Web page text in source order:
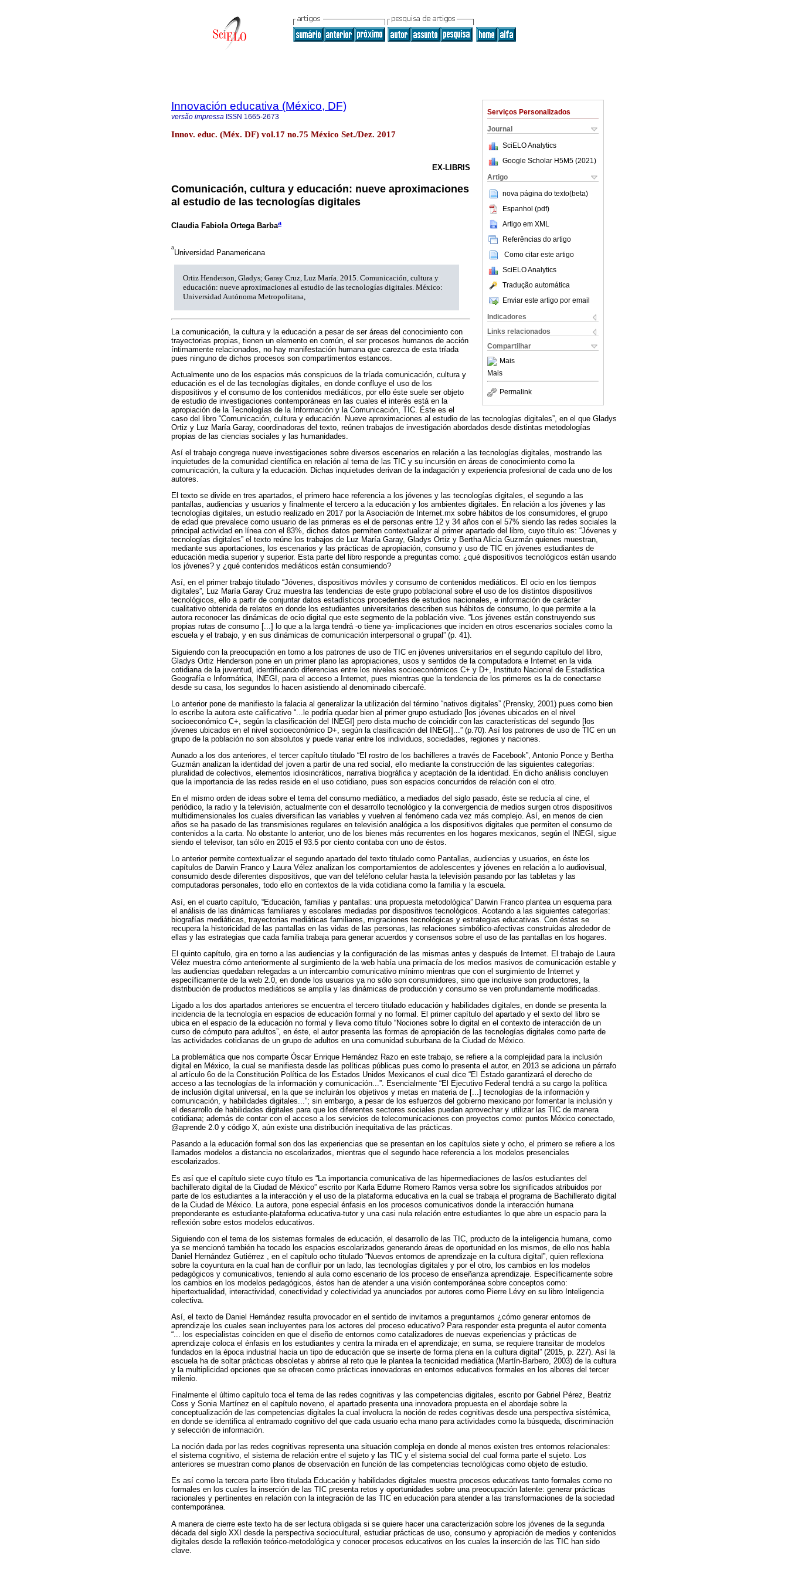
Serviços Personalizados
Journal
SciELO Analytics
Google Scholar H5M5 (2021 )
Artigo
nova página do texto(beta)
Espanhol (pdf)
Artigo em XML
Referências do artigo
Como citar este artigo
SciELO Analytics
Tradução automática
Enviar este artigo por email
Indicadores
Links relacionados
Compartilhar
Mais
Mais
Permalink
Innovación educativa (México, DF)
versão impressa ISSN 1665-2673
Innov. educ. (Méx. DF) vol.17 no.75 México Set./Dez. 2017
EX-LIBRIS
Comunicación, cultura y educación: nueve aproximaciones
al estudio de las tecnologías digitales
Claudia Fabiola Ortega Barbaa
a
Universidad Panamericana
Ortiz Henderson, Gladys; Garay Cruz, Luz María. 2015. Comunicación, cultura y
educación: nueve aproximaciones al estudio de las tecnologías digitales. México:
Universidad Autónoma Metropolitana,
La comunicación, la cultura y la educación a pesar de ser áreas del conocimiento con
trayectorias propias, tienen un elemento en común, el ser procesos humanos de acción
íntimamente relacionados, no hay manifestación humana que carezca de esta tríada
pues ninguno de dichos procesos son compartimentos estancos.
Actualmente uno de los espacios más conspicuos de la tríada comunicación, cultura y
educación es el de las tecnologías digitales, en donde confluye el uso de los
dispositivos y el consumo de los contenidos mediáticos, por ello éste suele ser objeto
de estudio de investigaciones contemporáneas en las cuales el interés está en la
apropiación de la Tecnologías de la Información y la Comunicación, TIC. Éste es el
caso del libro “Comunicación, cultura y educación. Nueve aproximaciones al estudio de las tecnologías digitales”, en el que Gladys
Ortiz y Luz María Garay, coordinadoras del texto, reúnen trabajos de investigación abordados desde distintas metodologías
propias de las ciencias sociales y las humanidades.
Así el trabajo congrega nueve investigaciones sobre diversos escenarios en relación a las tecnologías digitales, mostrando las
inquietudes de la comunidad científica en relación al tema de las TIC y su incursión en áreas de conocimiento como la
comunicación, la cultura y la educación. Dichas inquietudes derivan de la indagación y experiencia profesional de cada uno de los
autores.
El texto se divide en tres apartados, el primero hace referencia a los jóvenes y las tecnologías digitales, el segundo a las
pantallas, audiencias y usuarios y finalmente el tercero a la educación y los ambientes digitales. En relación a los jóvenes y las
tecnologías digitales, un estudio realizado en 2017 por la Asociación de Internet.mx sobre hábitos de los consumidores, el grupo
de edad que prevalece como usuario de las primeras es el de personas entre 12 y 34 años con el 57% siendo las redes sociales la
principal actividad en línea con el 83%, dichos datos permiten contextualizar al primer apartado del libro, cuyo título es: “Jóvenes y
tecnologías digitales” el texto reúne los trabajos de Luz María Garay, Gladys Ortiz y Bertha Alicia Guzmán quienes muestran,
mediante sus aportaciones, los escenarios y las prácticas de apropiación, consumo y uso de TIC en jóvenes estudiantes de
educación media superior y superior. Esta parte del libro responde a preguntas como: ¿qué dispositivos tecnológicos están usando
los jóvenes? y ¿qué contenidos mediáticos están consumiendo?
Así, en el primer trabajo titulado “Jóvenes, dispositivos móviles y consumo de contenidos mediáticos. El ocio en los tiempos
digitales”, Luz María Garay Cruz muestra las tendencias de este grupo poblacional sobre el uso de los distintos dispositivos
tecnológicos, ello a partir de conjuntar datos estadísticos procedentes de estudios nacionales, e información de carácter
cualitativo obtenida de relatos en donde los estudiantes universitarios describen sus hábitos de consumo, lo que permite a la
autora reconocer las dinámicas de ocio digital que este segmento de la población vive. “Los jóvenes están construyendo sus
propias rutas de consumo [...] lo que a la larga tendrá -o tiene ya- implicaciones que inciden en otros escenarios sociales como la
escuela y el trabajo, y en sus dinámicas de comunicación interpersonal o grupal” (p. 41).
Siguiendo con la preocupación en torno a los patrones de uso de TIC en jóvenes universitarios en el segundo capítulo del libro,
Gladys Ortiz Henderson pone en un primer plano las apropiaciones, usos y sentidos de la computadora e Internet en la vida
cotidiana de la juventud, identificando diferencias entre los niveles socioeconómicos C+ y D+, Instituto Nacional de Estadística
Geografía e Informática, INEGI, para el acceso a Internet, pues mientras que la tendencia de los primeros es la de conectarse
desde su casa, los segundos lo hacen asistiendo al denominado cibercafé.
Lo anterior pone de manifiesto la falacia al generalizar la utilización del término “nativos digitales” (Prensky, 2001) pues como bien
lo escribe la autora este calificativo “...le podría quedar bien al primer grupo estudiado [los jóvenes ubicados en el nivel
socioeconómico C+, según la clasificación del INEGI] pero dista mucho de coincidir con las características del segundo [los
jóvenes ubicados en el nivel socioeconómico D+, según la clasificación del INEGI]...” (p.70). Así los patrones de uso de TIC en un
grupo de la población no son absolutos y puede variar entre los individuos, sociedades, regiones y naciones.
Aunado a los dos anteriores, el tercer capítulo titulado “El rostro de los bachilleres a través de Facebook”, Antonio Ponce y Bertha
Guzmán analizan la identidad del joven a partir de una red social, ello mediante la construcción de las siguientes categorías:
pluralidad de colectivos, elementos idiosincráticos, narrativa biográfica y aceptación de la identidad. En dicho análisis concluyen
que la importancia de las redes reside en el uso cotidiano, pues son espacios concurridos de relación con el otro.
En el mismo orden de ideas sobre el tema del consumo mediático, a mediados del siglo pasado, éste se reducía al cine, el
periódico, la radio y la televisión, actualmente con el desarrollo tecnológico y la convergencia de medios surgen otros dispositivos
multidimensionales los cuales diversifican las variables y vuelven al fenómeno cada vez más complejo. Así, en menos de cien
años se ha pasado de las transmisiones regulares en televisión analógica a los dispositivos digitales que permiten el consumo de
contenidos a la carta. No obstante lo anterior, uno de los bienes más recurrentes en los hogares mexicanos, según el INEGI, sigue
siendo el televisor, tan sólo en 2015 el 93.5 por ciento contaba con uno de éstos.
Lo anterior permite contextualizar el segundo apartado del texto titulado como Pantallas, audiencias y usuarios, en éste los
capítulos de Darwin Franco y Laura Vélez analizan los comportamientos de adolescentes y jóvenes en relación a lo audiovisual,
consumido desde diferentes dispositivos, que van del teléfono celular hasta la televisión pasando por las tabletas y las
computadoras personales, todo ello en contextos de la vida cotidiana como la familia y la escuela.
Así, en el cuarto capítulo, “Educación, familias y pantallas: una propuesta metodológica” Darwin Franco plantea un esquema para
el análisis de las dinámicas familiares y escolares mediadas por dispositivos tecnológicos. Acotando a las siguientes categorías:
biografías mediáticas, trayectorias mediáticas familiares, migraciones tecnológicas y estrategias educativas. Con éstas se
recupera la historicidad de las pantallas en las vidas de las personas, las relaciones simbólico-afectivas construidas alrededor de
ellas y las estrategias que cada familia trabaja para generar acuerdos y consensos sobre el uso de las pantallas en los hogares.
El quinto capítulo, gira en torno a las audiencias y la configuración de las mismas antes y después de Internet. El trabajo de Laura
Vélez muestra cómo anteriormente al surgimiento de la web había una primacía de los medios masivos de comunicación estable y
las audiencias quedaban relegadas a un intercambio comunicativo mínimo mientras que con el surgimiento de Internet y
específicamente de la web 2.0, en donde los usuarios ya no sólo son consumidores, sino que inclusive son productores, la
distribución de productos mediáticos se amplía y las dinámicas de producción y consumo se ven profundamente modificadas.
Ligado a los dos apartados anteriores se encuentra el tercero titulado educación y habilidades digitales, en donde se presenta la
incidencia de la tecnología en espacios de educación formal y no formal. El primer capítulo del apartado y el sexto del libro se
ubica en el espacio de la educación no formal y lleva como título “Nociones sobre lo digital en el contexto de interacción de un
curso de cómputo para adultos”, en éste, el autor presenta las formas de apropiación de las tecnologías digitales como parte de
las actividades cotidianas de un grupo de adultos en una comunidad suburbana de la Ciudad de México.
La problemática que nos comparte Óscar Enrique Hernández Razo en este trabajo, se refiere a la complejidad para la inclusión
digital en México, la cual se manifiesta desde las políticas públicas pues como lo presenta el autor, en 2013 se adiciona un párrafo
al artículo 6o de la Constitución Política de los Estados Unidos Mexicanos el cual dice “El Estado garantizará el derecho de
acceso a las tecnologías de la información y comunicación...”. Esencialmente “El Ejecutivo Federal tendrá a su cargo la política
de inclusión digital universal, en la que se incluirán los objetivos y metas en materia de [...] tecnologías de la información y
comunicación, y habilidades digitales...”; sin embargo, a pesar de los esfuerzos del gobierno mexicano por fomentar la inclusión y
el desarrollo de habilidades digitales para que los diferentes sectores sociales puedan aprovechar y utilizar las TIC de manera
cotidiana; además de contar con el acceso a los servicios de telecomunicaciones con proyectos como: puntos México conectado,
@aprende 2.0 y código X, aún existe una distribución inequitativa de las prácticas.
Pasando a la educación formal son dos las experiencias que se presentan en los capítulos siete y ocho, el primero se refiere a los
llamados modelos a distancia no escolarizados, mientras que el segundo hace referencia a los modelos presenciales
escolarizados.
Es así que el capítulo siete cuyo título es “La importancia comunicativa de las hipermediaciones de las/os estudiantes del
bachillerato digital de la Ciudad de México” escrito por Karla Edurne Romero Ramos versa sobre los significados atribuidos por
parte de los estudiantes a la interacción y el uso de la plataforma educativa en la cual se trabaja el programa de Bachillerato digital
de la Ciudad de México. La autora, pone especial énfasis en los procesos comunicativos donde la interacción humana
preponderante es estudiante-plataforma educativa-tutor y una casi nula relación entre estudiantes lo que abre un espacio para la
reflexión sobre estos modelos educativos.
Siguiendo con el tema de los sistemas formales de educación, el desarrollo de las TIC, producto de la inteligencia humana, como
ya se mencionó también ha tocado los espacios escolarizados generando áreas de oportunidad en los mismos, de ello nos habla
Daniel Hernández Gutiérrez , en el capítulo ocho titulado “Nuevos entornos de aprendizaje en la cultura digital”, quien reflexiona
sobre la coyuntura en la cual han de confluir por un lado, las tecnologías digitales y por el otro, los cambios en los modelos
pedagógicos y comunicativos, teniendo al aula como escenario de los proceso de enseñanza aprendizaje. Específicamente sobre
los cambios en los modelos pedagógicos, éstos han de atender a una visión contemporánea sobre conceptos como:
hipertextualidad, interactividad, conectividad y colectividad ya anunciados por autores como Pierre Lévy en su libro Inteligencia
colectiva.
Así, el texto de Daniel Hernández resulta provocador en el sentido de invitarnos a preguntarnos ¿cómo generar entornos de
aprendizaje los cuales sean incluyentes para los actores del proceso educativo? Para responder esta pregunta el autor comenta
“... los especialistas coinciden en que el diseño de entornos como catalizadores de nuevas experiencias y prácticas de
aprendizaje coloca el énfasis en los estudiantes y centra la mirada en el aprendizaje; en suma, se requiere transitar de modelos
fundados en la época industrial hacia un tipo de educación que se inserte de forma plena en la cultura digital” (2015, p. 227). Así la
escuela ha de soltar prácticas obsoletas y abrirse al reto que le plantea la tecnicidad mediática (Martín-Barbero, 2003) de la cultura
y la multiplicidad opciones que se ofrecen como prácticas innovadoras en entornos educativos formales en los albores del tercer
milenio.
Finalmente el último capítulo toca el tema de las redes cognitivas y las competencias digitales, escrito por Gabriel Pérez, Beatriz
Coss y Sonia Martínez en el capítulo noveno, el apartado presenta una innovadora propuesta en el abordaje sobre la
conceptualización de las competencias digitales la cual involucra la noción de redes cognitivas desde una perspectiva sistémica,
en donde se identifica al entramado cognitivo del que cada usuario echa mano para actividades como la búsqueda, discriminación
y selección de información.
La noción dada por las redes cognitivas representa una situación compleja en donde al menos existen tres entornos relacionales:
el sistema cognitivo, el sistema de relación entre el sujeto y las TIC y el sistema social del cual forma parte el sujeto. Los
anteriores se muestran como planos de observación en función de las competencias tecnológicas como objeto de estudio.
Es así como la tercera parte libro titulada Educación y habilidades digitales muestra procesos educativos tanto formales como no
formales en los cuales la inserción de las TIC presenta retos y oportunidades sobre una preocupación latente: generar prácticas
racionales y pertinentes en relación con la integración de las TIC en educación para atender a las transformaciones de la sociedad
contemporánea.
A manera de cierre este texto ha de ser lectura obligada si se quiere hacer una caracterización sobre los jóvenes de la segunda
década del siglo XXI desde la perspectiva sociocultural, estudiar prácticas de uso, consumo y apropiación de medios y contenidos
digitales desde la reflexión teórico-metodológica y conocer procesos educativos en los cuales la inserción de las TIC han sido
clave.